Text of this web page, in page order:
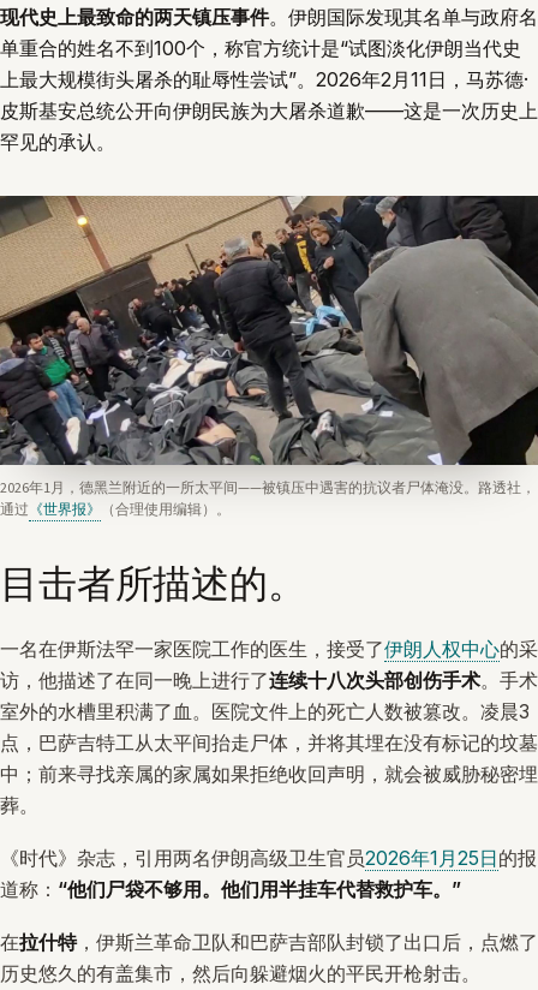
现代史上最致命的两天镇压事件。伊朗国际发现其名单与政府名
单重合的姓名不到100个，称官方统计是“试图淡化伊朗当代史
上最大规模街头屠杀的耻辱性尝试”。2026年2月11日，马苏德·
皮斯基安总统公开向伊朗民族为大屠杀道歉——这是一次历史上
罕见的承认。
2026年1月，德黑兰附近的一所太平间——被镇压中遇害的抗议者尸体淹没。路透社，
通过 《世界报》 （合理使用编辑）。
目击者所描述的。
一名在伊斯法罕一家医院工作的医生，接受了伊朗人权中心的采
访，他描述了在同一晚上进行了连续十八次头部创伤手术。手术
室外的水槽里积满了血。医院文件上的死亡人数被篡改。凌晨3
点，巴萨吉特工从太平间抬走尸体，并将其埋在没有标记的坟墓
中；前来寻找亲属的家属如果拒绝收回声明，就会被威胁秘密埋
葬。
《时代》杂志，引用两名伊朗高级卫生官员2026年1月25日的报
道称： “他们尸袋不够用。他们用半挂车代替救护车。”
在拉什特，伊斯兰革命卫队和巴萨吉部队封锁了出口后，点燃了
历史悠久的有盖集市，然后向躲避烟火的平民开枪射击。